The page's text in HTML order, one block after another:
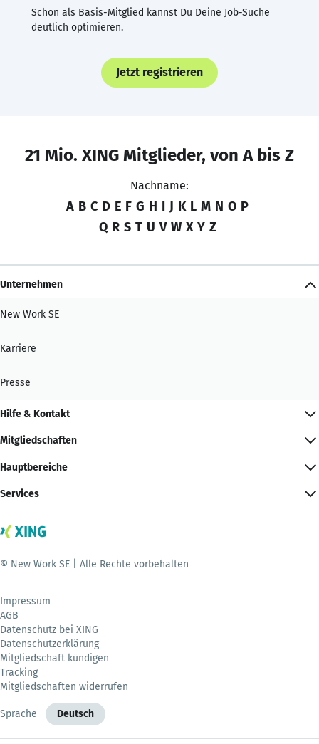
Schon als Basis-Mitglied kannst Du Deine Job-Suche
deutlich optimieren.
Jetzt registrieren
21 Mio. XING Mitglieder, von A bis Z
Nachname:
A B C D E F G H I J K L M N O P
Q R S T U V W X Y Z
Unternehmen
New Work SE
Karriere
Presse
Hilfe & Kontakt
Mitgliedschaften
Hauptbereiche
Services
© New Work SE | Alle Rechte vorbehalten
Impressum
AGB
Datenschutz bei XING
Datenschutzerklärung
Mitgliedschaft kündigen
Tracking
Mitgliedschaften widerrufen
Sprache Deutsch